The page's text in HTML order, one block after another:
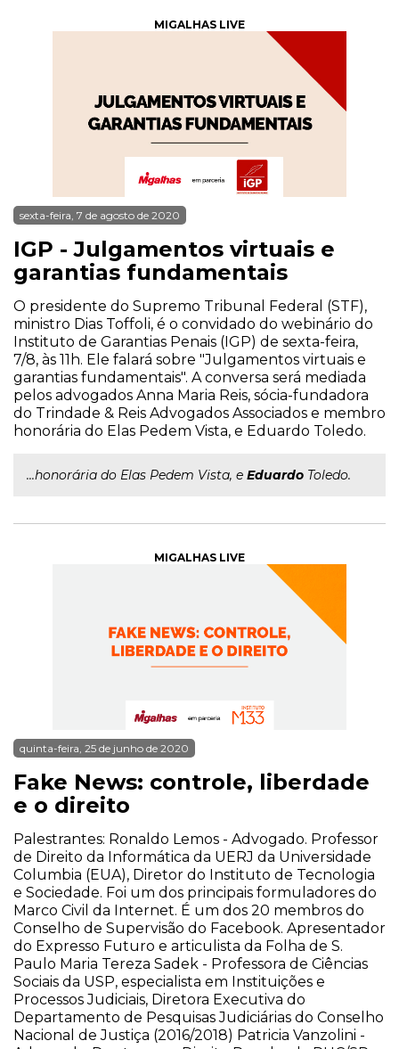
MIGALHAS LIVE
sexta-feira, 7 de agosto de 2020
IGP - Julgamentos virtuais e
garantias fundamentais
O presidente do Supremo Tribunal Federal (STF),
ministro Dias Toffoli, é o convidado do webinário do
Instituto de Garantias Penais (IGP) de sexta-feira,
7/8, às 11h. Ele falará sobre "Julgamentos virtuais e
garantias fundamentais". A conversa será mediada
pelos advogados Anna Maria Reis, sócia-fundadora
do Trindade & Reis Advogados Associados e membro
honorária do Elas Pedem Vista, e Eduardo Toledo.
...honorária do Elas Pedem Vista, e Eduardo Toledo.
MIGALHAS LIVE
quinta-feira, 25 de junho de 2020
Fake News: controle, liberdade
e o direito
Palestrantes: Ronaldo Lemos - Advogado. Professor
de Direito da Informática da UERJ da Universidade
Columbia (EUA), Diretor do Instituto de Tecnologia
e Sociedade. Foi um dos principais formuladores do
Marco Civil da Internet. É um dos 20 membros do
Conselho de Supervisão do Facebook. Apresentador
do Expresso Futuro e articulista da Folha de S.
Paulo Maria Tereza Sadek - Professora de Ciências
Sociais da USP, especialista em Instituições e
Processos Judiciais, Diretora Executiva do
Departamento de Pesquisas Judiciárias do Conselho
Nacional de Justiça (2016/2018) Patricia Vanzolini -